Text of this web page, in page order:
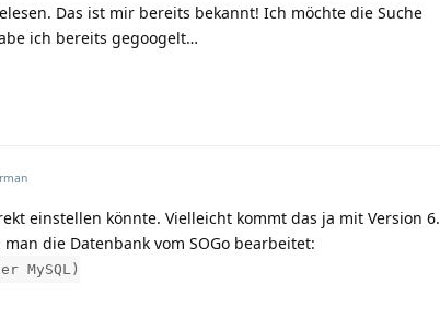
Das ist mir bereits bekannt! Ich möchte die Suche
ich bereits gegoogelt…
einstellen könnte. Vielleicht kommt das ja mit Version 6.
die Datenbank vom SOGo bearbeitet:
MySQL)